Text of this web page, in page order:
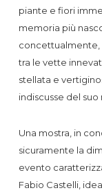
piante e fiori
memoria più
concettualmente,
tra le vette
stellata e
indiscusse del
Una mostra, in
sicuramente la
evento
Fabio Castelli,